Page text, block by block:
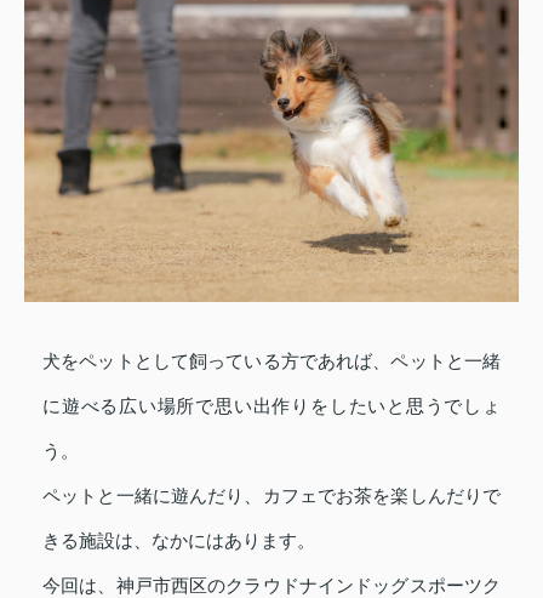
犬をペットとして飼っている方であれば、ペットと一緒
に遊べる広い場所で思い出作りをしたいと思うでしょ
う。
ペットと一緒に遊んだり、カフェでお茶を楽しんだりで
きる施設は、なかにはあります。
今回は、神戸市西区のクラウドナインドッグスポーツク